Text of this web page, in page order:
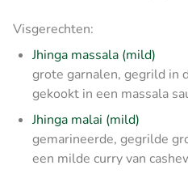
Visgerechten:
Jhinga massala (mild)
grote garnalen, gegrild in
gekookt in een massala
Jhinga malai (mild)
gemarineerde, gegrilde
een milde curry van